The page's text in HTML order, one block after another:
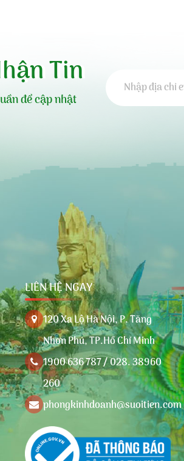
Tin
để cập nhật
LIÊN HỆ NGAY
120 Xa Lộ Hà Nội, P. Tăng
Nhơn Phú, TP.Hồ Chí Minh
1900 636 787 / 028. 38960
260
phongkinhdoanh@suoitien.com